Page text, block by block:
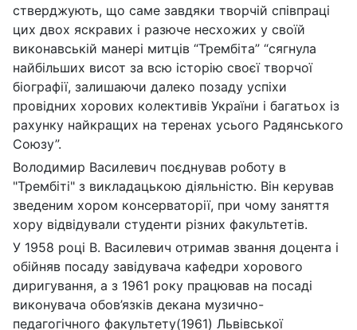
стверджують, що саме завдяки творчій співпраці
цих двох яскравих і разюче несхожих у своїй
виконавській манері митців “Трембіта” “сягнула
найбільших висот за всю історію своєї творчої
біографії, залишаючи далеко позаду успіхи
провідних хорових колективів України і багатьох із
рахунку найкращих на теренах усього Радянського
Союзу”.
Володимир Василевич поєднував роботу в
"Трембіті" з викладацькою діяльністю. Він керував
зведеним хором консерваторії, при чому заняття
хору відвідували студенти різних факультетів.
У 1958 році В. Василевич отримав звання доцента і
обійняв посаду завідувача кафедри хорового
диригування, а з 1961 року працював на посаді
виконувача обов’язків декана музично-
педагогічного факультету(1961) Львівської